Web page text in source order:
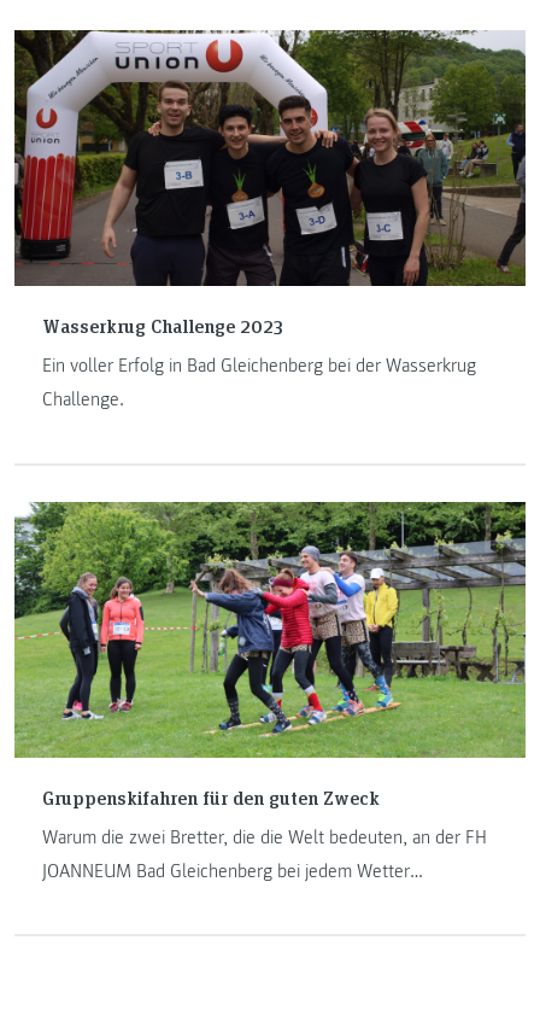
Wasserkrug Challenge 2023
Ein voller Erfolg in Bad Gleichenberg bei der Wasserkrug
Challenge.
Gruppenskifahren für den guten Zweck
Warum die zwei Bretter, die die Welt bedeuten, an der FH
JOANNEUM Bad Gleichenberg bei jedem Wetter